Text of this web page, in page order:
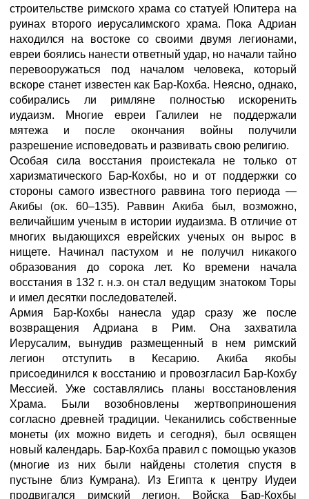
строительстве римского храма со статуей Юпитера на
руинах второго иерусалимского храма. Пока Адриан
находился на востоке со своими двумя легионами,
евреи боялись нанести ответный удар, но начали тайно
перевооружаться под началом человека, который
вскоре станет известен как Бар-Кохба. Неясно, однако,
собирались ли римляне полностью искоренить
иудаизм. Многие евреи Галилеи не поддержали
мятежа и после окончания войны получили
разрешение исповедовать и развивать свою религию.
Особая сила восстания проистекала не только от
харизматического Бар-Кохбы, но и от поддержки со
стороны самого известного раввина того периода —
Акибы (ок. 60–135). Раввин Акиба был, возможно,
величайшим ученым в истории иудаизма. В отличие от
многих выдающихся еврейских ученых он вырос в
нищете. Начинал пастухом и не получил никакого
образования до сорока лет. Ко времени начала
восстания в 132 г. н.э. он стал ведущим знатоком Торы
и имел десятки последователей.
Армия Бар-Кохбы нанесла удар сразу же после
возвращения Адриана в Рим. Она захватила
Иерусалим, вынудив размещенный в нем римский
легион отступить в Кесарию. Акиба якобы
присоединился к восстанию и провозгласил Бар-Кохбу
Мессией. Уже составлялись планы восстановления
Храма. Были возобновлены жертвоприношения
согласно древней традиции. Чеканились собственные
монеты (их можно видеть и сегодня), был освящен
новый календарь. Бар-Кохба правил с помощью указов
(многие из них были найдены столетия спустя в
пустыне близ Кумрана). Из Египта к центру Иудеи
продвигался римский легион. Войска Бар-Кохбы